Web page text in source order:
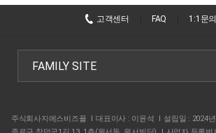
고객센터 FAQ 1:1문의
주식회사지에스비즈플 대표이사 : 이윤석 설립일 : 2024